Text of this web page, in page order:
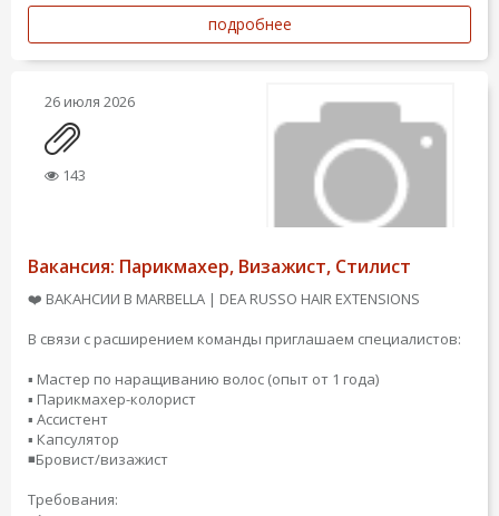
подробнее
26 июля 2026
143
Вакансия: Парикмахер, Визажист, Стилист
❤️ ВАКАНСИИ В MARBELLA | DEA RUSSO HAIR EXTENSIONS
В связи с расширением команды приглашаем специалистов:
▪️ Мастер по наращиванию волос (опыт от 1 года)
▪️ Парикмахер-колорист
▪️ Ассистент
▪️ Капсулятор
◾️Бровист/визажист
Требования: